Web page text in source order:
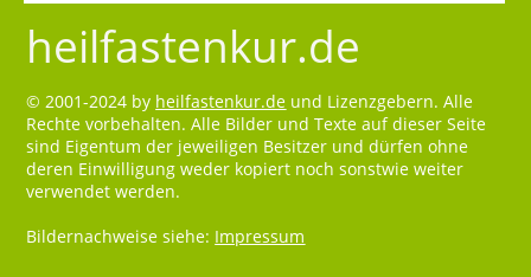
heilfastenkur.de
© 2001-2024 by heilfastenkur.de und Lizenzgebern. Alle
Rechte vorbehalten. Alle Bilder und Texte auf dieser Seite
sind Eigentum der jeweiligen Besitzer und dürfen ohne
deren Einwilligung weder kopiert noch sonstwie weiter
verwendet werden.
Bildernachweise siehe: Impressum